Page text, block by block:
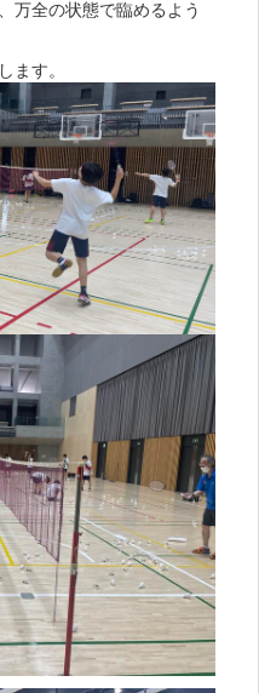
万全の状態で臨めるよう
ます。